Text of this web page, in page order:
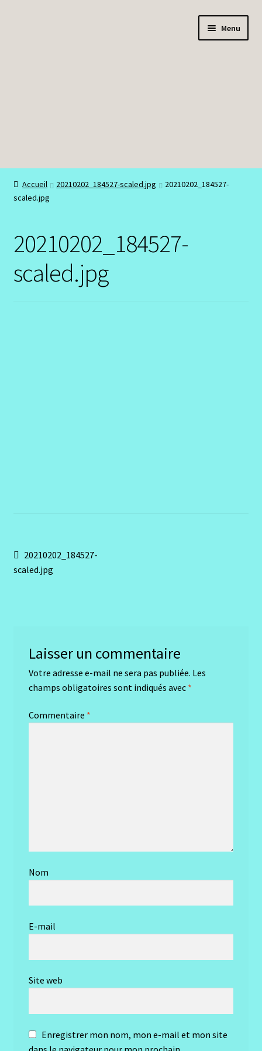
Menu
Boutique
Bracelets
Mon compte
Accueil 20210202_184527-scaled.jpg
20210202_184527-
scaled.jpg
20210202_184527-
scaled.jpg
Navigation
de
Article
précédent :
20210202_184527-
scaled.jpg
Laisser un commentaire
Votre adresse e-mail ne sera pas publiée. Les
champs obligatoires sont indiqués avec *
Commentaire *
Nom
E-mail
Site web
Enregistrer mon nom, mon e-mail et mon site